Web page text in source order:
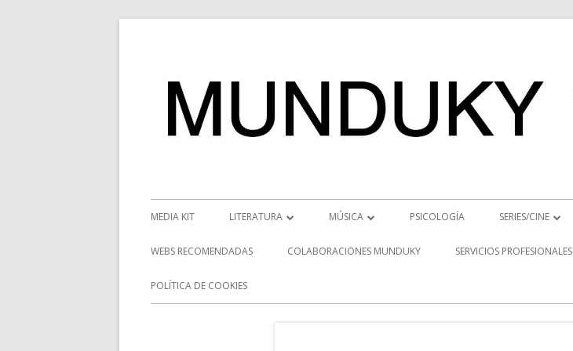
Menú
principal
MEDIA KIT LITERATURA
RESEÑAS
NOVEDADES
MÚSICA
NOTICIAS MUSICALES
PSICOLOGÍA SERIES/CINE
SERIES
WEBS RECOMENDADAS COLABORACIONES MUNDUKY SERVICIOS PROFESIONALES
POLÍTICA DE COOKIES